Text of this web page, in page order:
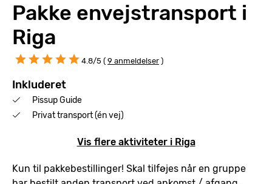
Pakke envejstransport i
Riga
4.8/5 ( 9 anmeldelser )
Inkluderet
Pissup Guide
Privat transport (én vej)
Vis flere aktiviteter i Riga
Kun til pakkebestillinger! Skal tilføjes når en gruppe